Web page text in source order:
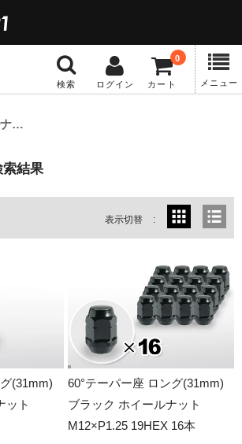
検索 ログイン カート
0
メニュー
イヤホイール
イヤホイール
イヤホイール
イヤホイール
イヤホイール
イヤホイール
イヤホイール
ホイールナット
結果
表示切替
(31mm)
ット
60°テーパー座 ロング(31mm)
ブラック ホイールナット
M12×P1.25 19HEX 16本